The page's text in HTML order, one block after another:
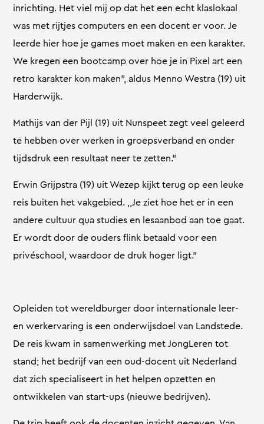
inrichting. Het viel mij op dat het een echt klaslokaal
was met rijtjes computers en een docent er voor. Je
leerde hier hoe je games moet maken en een karakter.
We kregen een bootcamp over hoe je in Pixel art een
retro karakter kon maken”, aldus Menno Westra (19) uit
Harderwijk.
Mathijs van der Pijl (19) uit Nunspeet zegt veel geleerd
te hebben over werken in groepsverband en onder
tijdsdruk een resultaat neer te zetten.”
Erwin Grijpstra (19) uit Wezep kijkt terug op een leuke
reis buiten het vakgebied. ,,Je ziet hoe het er in een
andere cultuur qua studies en lesaanbod aan toe gaat.
Er wordt door de ouders flink betaald voor een
privéschool, waardoor de druk hoger ligt.”
Opleiden tot wereldburger door internationale leer-
en werkervaring is een onderwijsdoel van Landstede.
De reis kwam in samenwerking met JongLeren tot
stand; het bedrijf van een oud-docent uit Nederland
dat zich specialiseert in het helpen opzetten en
ontwikkelen van start-ups (nieuwe bedrijven).